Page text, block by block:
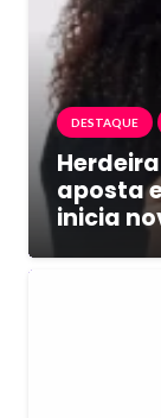
DESTAQUE
aposta
inicia